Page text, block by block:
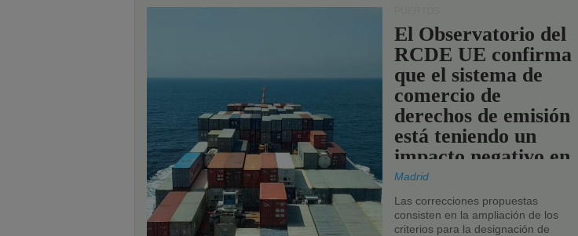
El Observatorio del
RCDE UE confirma
que el sistema de
comercio de
derechos de emisión
está teniendo un
impacto negativo en
los puertos de la
UE.
Madrid
Las correcciones propuestas
consisten en la ampliación de los
criterios para la designación de